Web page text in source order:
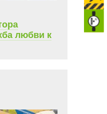
любви к